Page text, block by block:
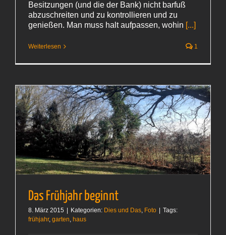
Besitzungen (und die der Bank) nicht barfuß
abzuschreiten und zu kontrollieren und zu
genießen. Man muss halt aufpassen, wohin [...]
Weiterlesen 1
Das Frühjahr beginnt
8. März 2015 Kategorien: Dies und Das, Foto
Tags:
frühjahr, garten, haus